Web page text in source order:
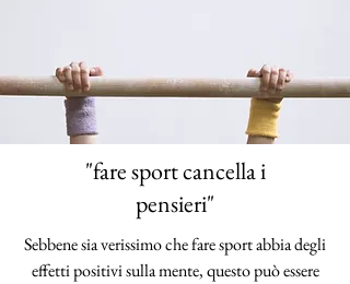
"fare sport cancella i
pensieri"
Sebbene sia verissimo che fare sport abbia degli
effetti positivi sulla mente, questo può essere